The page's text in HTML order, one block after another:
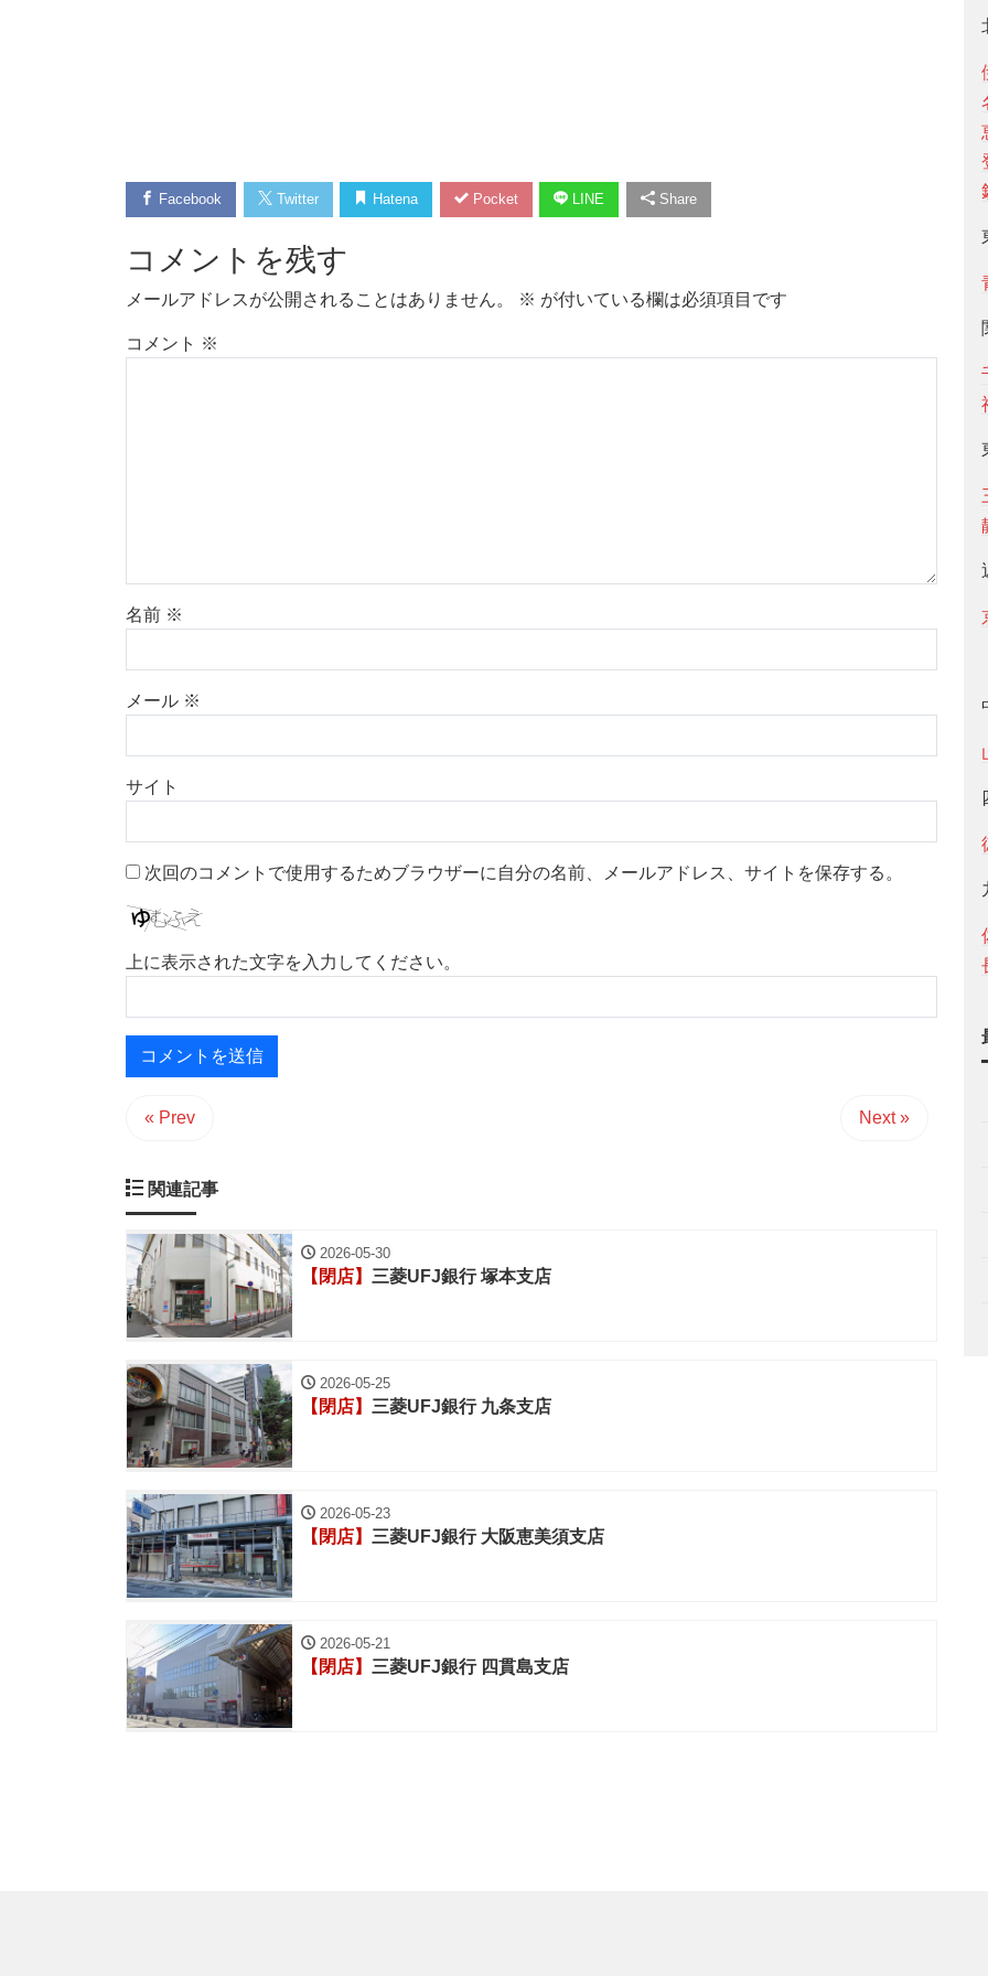
Facebook Twitter Hatena Pocket LINE Share
コメントを残す
メールアドレスが公開されることはありません。 ※ が付いている欄は必須項目です
コメント ※
名前 ※
メール ※
サイト
次回のコメントで使用するためブラウザーに自分の名前、メールアドレス、サイトを保存する。
上に表示された文字を入力してください。
« Prev Next »
関連記事
2026-05-30
【閉店】 三菱UFJ銀行 塚本支店
2026-05-25
【閉店】 三菱UFJ銀行 九条支店
2026-05-23
【閉店】 三菱UFJ銀行 大阪恵美須支店
2026-05-21
【閉店】 三菱UFJ銀行 四貫島支店